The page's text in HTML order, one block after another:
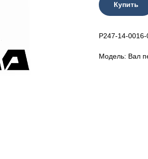
Купить
P247-14-
Модель: Вал